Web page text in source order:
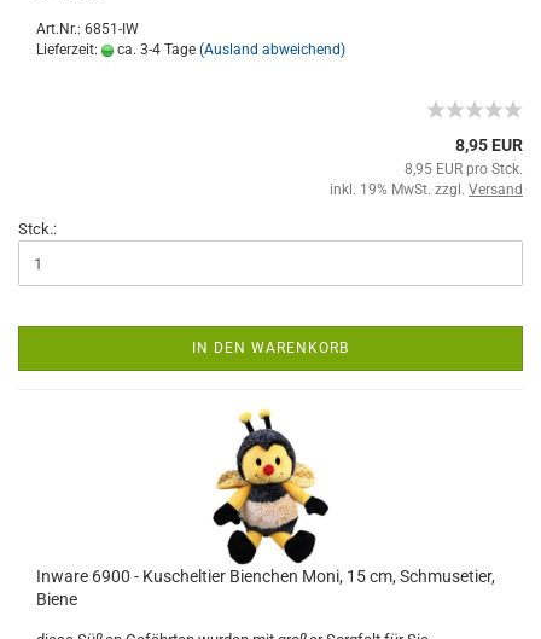
Art.Nr.: 6851-IW
Lieferzeit:
ca. 3-4 Tage (Ausland abweichend)
8,95 EUR
8,95 EUR pro Stck.
inkl. 19% MwSt. zzgl. Versand
Stck.:
IN DEN WARENKORB
Inware 6900 - Kuscheltier Bienchen Moni, 15 cm, Schmusetier,
Biene